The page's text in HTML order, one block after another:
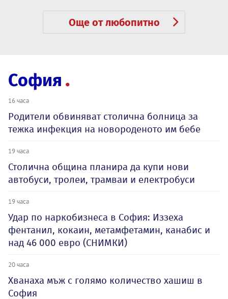
Още от любопитно
София
16 часа
Родители обвиняват столична болница за
тежка инфекция на новороденото им бебе
19 часа
Столична община планира да купи нови
автобуси, тролеи, трамваи и електробуси
19 часа
Удар по наркобизнеса в София: Иззеха
фентанил, кокаин, метамфетамин, канабис и
над 46 000 евро (СНИМКИ)
20 часа
Хванаха мъж с голямо количество хашиш в
София